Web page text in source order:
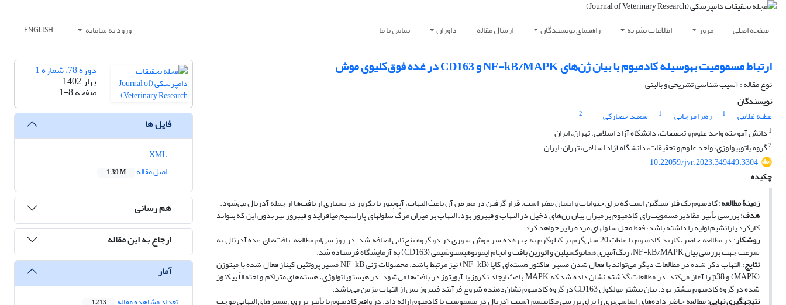
صفحه اصلی مرور اطلاعات نشریه راهنمای نویسندگان ارسال مقاله داوران تماس با ما ورود به سامانه ENGLISH
ارتباط مسمومیت به‎وسیله کادمیوم با بیان ژن‌های NF-kB/MAPK و CD163 در غده فوق‌کلیوی موش
نوع مقاله : آسیب شناسی تشریحی و بالینی
نویسندگان
عطیه غلامی
1 زهرا مرجانی 1 سعید حصارکی
2
1 دانش آموخته واحد علوم و تحقیقات، دانشگاه آزاد اسلامی، تهران، ایران
2گروه پاتوبیولوژی، واحد علوم و تحقیقات، دانشگاه آزاد اسلامی، تهران، ایران
10.22059/jvr.2023.349449.3304
چکیده
زمینۀ مطالعه: کادمیوم یک فلز سنگین است که برای حیوانات و انسان مضر ا‌ست. قرار‌ گرفتن در معرض آن باعث التهاب، آپوپتوز یا نکروز در بسیاری از بافت‌ها از جمله آدرنال می‌شود.
هدف : بررسی تأثیر مقادیر مسمویت‌زای کادمیوم بر میزان بیان ژن‌های دخیل در التهاب و فیبروز بود. التهاب بر میزان مرگ سلول‎های پارانشیم می‎افزاید و فیبروز نیز بدون این که بتواند
کارکرد پارانشیم اولیه را داشته باشد، فقط محل سلول‎های مرده را پر خواهد کرد.
روشکار : در مطالعه حاضر، کلرید کادمیوم با غلظت 20 میلی‌گرم بر کیلوگرم به جیره ده سر موش سوری در دو گروه پنج‌تایی اضافه شد. در روز سی‌ام مطالعه، بافت‌های غده آدرنال به
سرعت جهت بررسی بیان NF-kB/MAPK، رنگ‌آمیزی هماتوکسیلین و ائوزین بافت و انجام ایمونوهیستوشیمی (CD163) به آزمایشگاه فرستاده‌ شد.
نتایج : التهاب ذکر ‌شده در مطالعات دیگر می‌تواند با فعال شدن مسیر فاکتور هسته‌ای کاپا (NF-kB) نیز مرتبط باشد. محصولات ژنی NF-kB مسیر پروتئین کیناز فعال‌ شده با میتوژن
(MAPK) و p38 را آغاز می‌کند. در مطالعات گذشته نشان داده‌ شد که MAPK باعث ایجاد نکروز یا آپوپتوز در بافت‌ها می‌شود. در هیستوپاتولوژی، هسته‌های متراکم و احتمالاً پیکنوز‌
شده در گروه کادمیوم بیشتر بود. بیان بیشتر مولکول CD163 در گروه کادمیوم نشان‌دهنده شروع فرآیند فیبروز پس از التهاب مزمن می‌باشد.
نتیجه­گیری نهایی: مطالعه حاضر داده‌های اساسی‌تری را برای بررسی مکانیسم آسیب آدرنال در مسمومیت با کادمیوم ارائه داد. در واقع کادمیوم با تأثیر بر روی مسیرهای التهابی موجب
دوره 78، شماره 1
بهار 1402
صفحه1-8
فایل ها
اصل مقاله
1.39 M
هم رسانی
ارجاع به این مقاله
آمار